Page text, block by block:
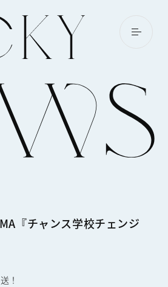
『チャンス学校チェンジ
！